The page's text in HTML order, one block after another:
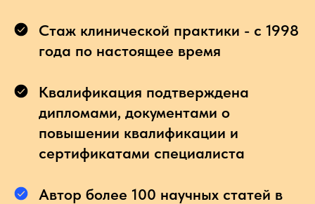
Стаж клинической практики - с 1998
года по настоящее время
Квалификация подтверждена
дипломами, документами о
повышении квалификации и
сертификатами специалиста
Автор более 100 научных статей в